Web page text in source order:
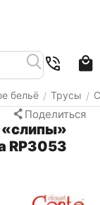
бельё / Трусы /
Поделиться
RP3053